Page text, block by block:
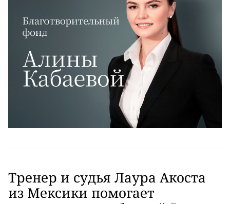
Тренер и судья Лаура Акоста
из Мексики помогает